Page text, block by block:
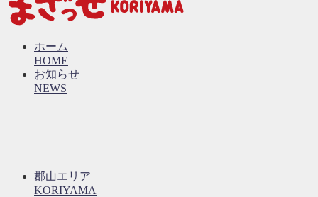
ホーム
HOME
お知らせ
NEWS
郡山エリア
KORIYAMA